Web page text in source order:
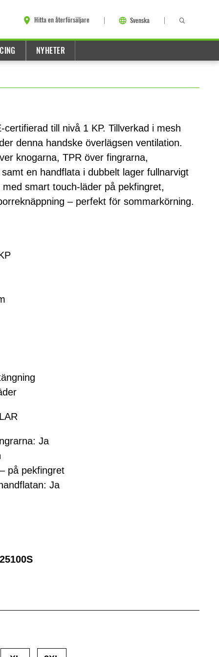
Hitta en återförsäljare Svenska
NYHETER
till nivå 1 KP. Tillverkad i mesh
denna handske överlägsen ventilation.
knogarna, TPR över fingrarna,
en handflata i dubbelt lager fullnarvigt
smart touch-läder på pekfingret,
– perfekt för sommarkörning.
Ja
på pekfingret
Ja